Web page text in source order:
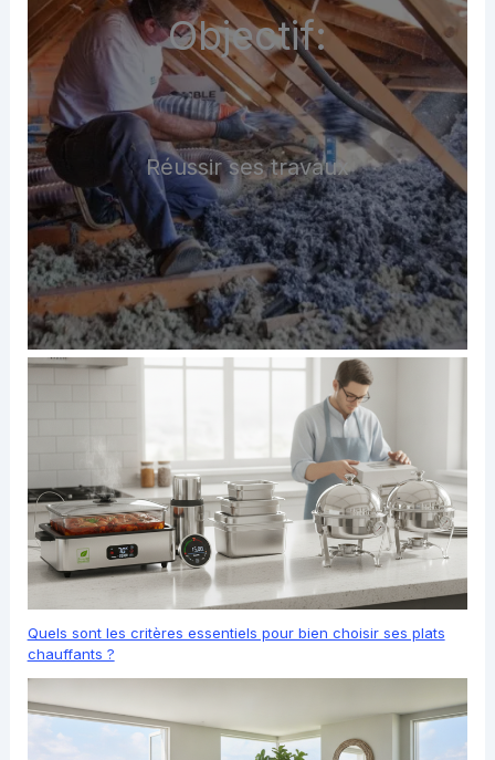
Objectif:
Réussir ses travaux
Quels sont les critères essentiels pour bien choisir ses plats
chauffants ?